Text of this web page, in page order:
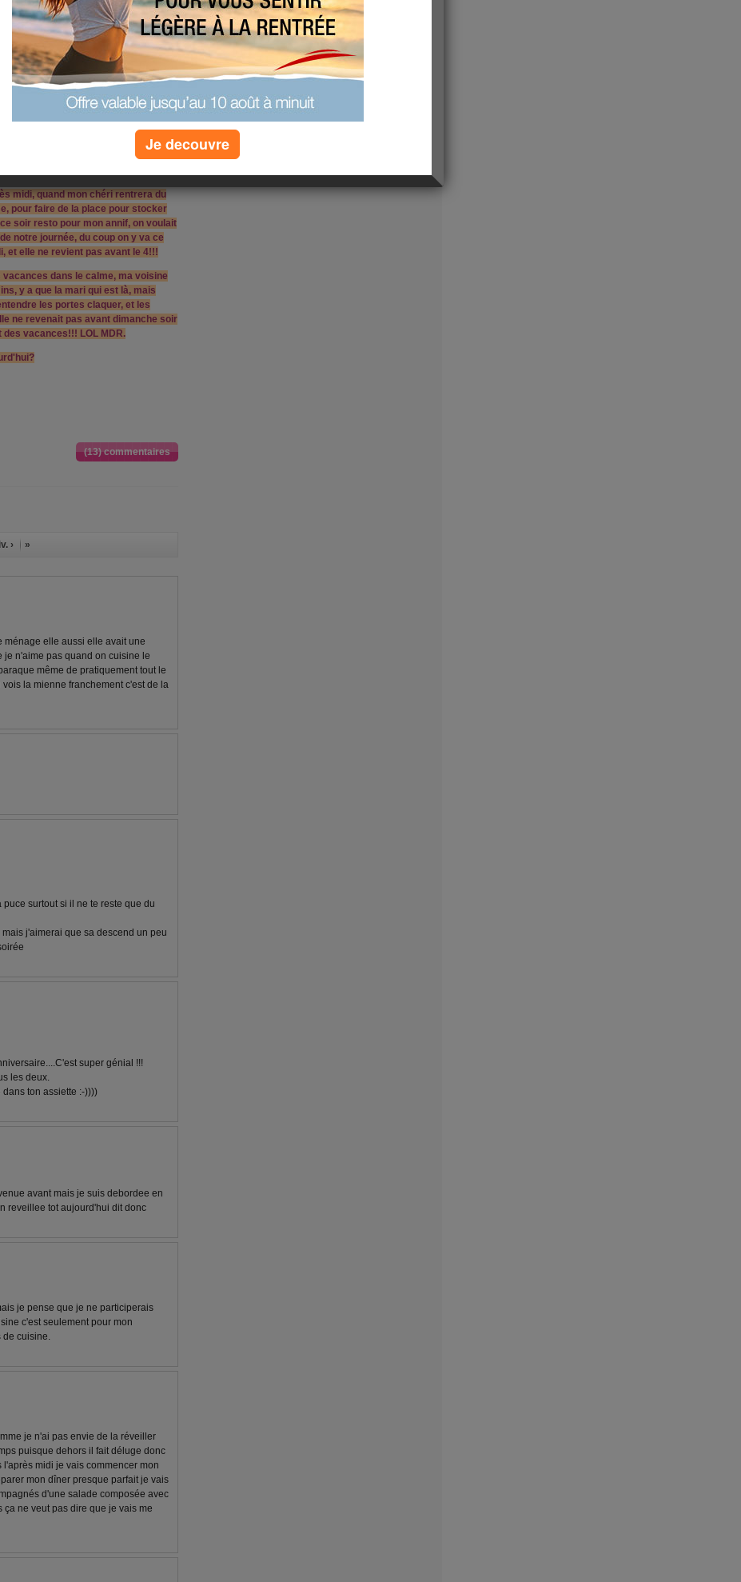
dire je me suis couchée vers 20h30 -
super bien dormi!!! Mon chéri est
il a posé sa journée pour mon annif, c
du matériel qu'on aura besoin pour la
pour le moment!!! Le soir on est
papa pour le carrelage parce que
et surtout donné des
parce que nous côté bricolage on
du linge à étendre et faire un peu de
laissé tomber le ménage pour
midi, quand mon chéri rentrera du
pour faire de la place pour stocker
soir resto pour mon annif, on voulait
notre journée, du coup on y va ce
et elle ne revient pas avant le 4!!!
dans le calme, ma voisine
y a que la mari qui est là, mais
les portes claquer, et les
ne revenait pas avant dimanche soir
vacances!!! LOL MDR.
(13) commentaires
› »
ménage elle aussi elle avait une
je n'aime pas quand on cuisine le
même de pratiquement tout le
la mienne franchement c'est de la
surtout si il ne te reste que du
j'aimerai que sa descend un peu
super génial !!!
les deux.
ton assiette :-))))
avant mais je suis debordee en
reveillee tot aujourd'hui dit donc
je pense que je ne participerais
c'est seulement pour mon
de cuisine.
je n'ai pas envie de la réveiller
puisque dehors il fait déluge donc
midi je vais commencer mon
mon dîner presque parfait je vais
d'une salade composée avec
ne veut pas dire que je vais me
Je decouvre